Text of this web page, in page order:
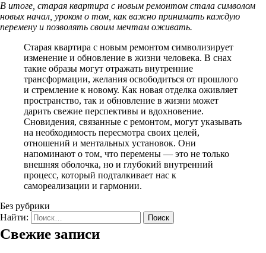
В итоге, старая квартира с новым ремонтом стала символом
новых начал, уроком о том, как важно принимать каждую
перемену и позволять своим мечтам оживать.
Старая квартира с новым ремонтом символизирует
изменение и обновление в жизни человека. В снах
такие образы могут отражать внутренние
трансформации, желания освободиться от прошлого
и стремление к новому. Как новая отделка оживляет
пространство, так и обновление в жизни может
дарить свежие перспективы и вдохновение.
Сновидения, связанные с ремонтом, могут указывать
на необходимость пересмотра своих целей,
отношений и ментальных установок. Они
напоминают о том, что перемены — это не только
внешняя оболочка, но и глубокий внутренний
процесс, который подталкивает нас к
самореализации и гармонии.
Без рубрики
Найти:
Свежие записи